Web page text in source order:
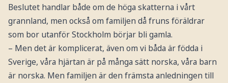
Beslutet handlar både om de höga skatterna i vårt
grannland, men också om familjen då fruns föräldrar
som bor utanför Stockholm börjar bli gamla.
– Men det är komplicerat, även om vi båda är födda i
Sverige, våra hjärtan är på många sätt norska, våra barn
är norska. Men familjen är den främsta anledningen till